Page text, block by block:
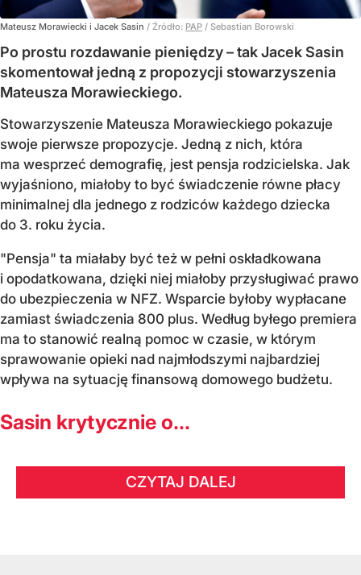
Mateusz Morawiecki i Jacek Sasin / Źródło: PAP / Sebastian Borowski
Po prostu rozdawanie pieniędzy – tak Jacek Sasin
skomentował jedną z propozycji stowarzyszenia
Mateusza Morawieckiego.
Stowarzyszenie Mateusza Morawieckiego pokazuje
swoje pierwsze propozycje. Jedną z nich, która
ma wesprzeć demografię, jest pensja rodzicielska. Jak
wyjaśniono, miałoby to być świadczenie równe płacy
minimalnej dla jednego z rodziców każdego dziecka
do 3. roku życia.
"Pensja" ta miałaby być też w pełni oskładkowana
i opodatkowana, dzięki niej miałoby przysługiwać prawo
do ubezpieczenia w NFZ. Wsparcie byłoby wypłacane
zamiast świadczenia 800 plus. Według byłego premiera
ma to stanowić realną pomoc w czasie, w którym
sprawowanie opieki nad najmłodszymi najbardziej
wpływa na sytuację finansową domowego budżetu.
Sasin krytycznie o...
CZYTAJ DALEJ